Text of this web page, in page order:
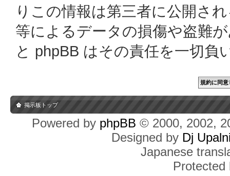
りこの情報は第三者に公開さ
等によるデータの損傷や盗難
と phpBB はその責任を一切負
掲示板トップ
Powered by phpBB © 2000, 2002,
Designed by Dj
Japanese